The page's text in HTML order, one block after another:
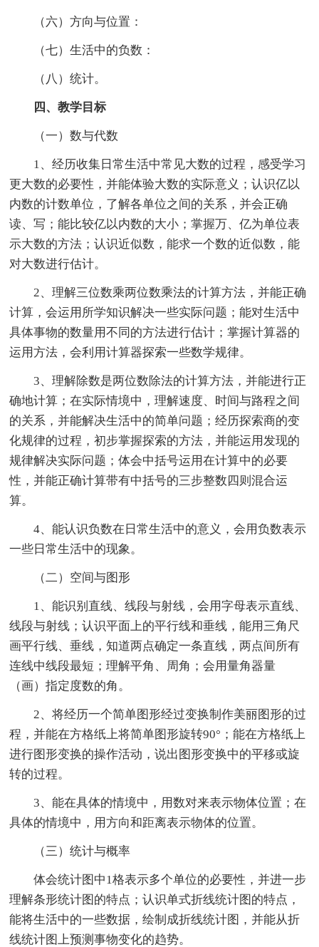
（六）方向与位置：
（七）生活中的负数：
（八）统计。
四、教学目标
（一）数与代数
1、经历收集日常生活中常见大数的过程，感受学习
更大数的必要性，并能体验大数的实际意义；认识亿以
内数的计数单位，了解各单位之间的关系，并会正确
读、写；能比较亿以内数的大小；掌握万、亿为单位表
示大数的方法；认识近似数，能求一个数的近似数，能
对大数进行估计。
2、理解三位数乘两位数乘法的计算方法，并能正确
计算，会运用所学知识解决一些实际问题；能对生活中
具体事物的数量用不同的方法进行估计；掌握计算器的
运用方法，会利用计算器探索一些数学规律。
3、理解除数是两位数除法的计算方法，并能进行正
确地计算；在实际情境中，理解速度、时间与路程之间
的关系，并能解决生活中的简单问题；经历探索商的变
化规律的过程，初步掌握探索的方法，并能运用发现的
规律解决实际问题；体会中括号运用在计算中的必要
性，并能正确计算带有中括号的三步整数四则混合运
算。
4、能认识负数在日常生活中的意义，会用负数表示
一些日常生活中的现象。
（二）空间与图形
1、能识别直线、线段与射线，会用字母表示直线、
线段与射线；认识平面上的平行线和垂线，能用三角尺
画平行线、垂线，知道两点确定一条直线，两点间所有
连线中线段最短；理解平角、周角；会用量角器量
（画）指定度数的角。
2、将经历一个简单图形经过变换制作美丽图形的过
程，并能在方格纸上将简单图形旋转90°；能在方格纸上
进行图形变换的操作活动，说出图形变换中的平移或旋
转的过程。
3、能在具体的情境中，用数对来表示物体位置；在
具体的情境中，用方向和距离表示物体的位置。
（三）统计与概率
体会统计图中1格表示多个单位的必要性，并进一步
理解条形统计图的特点；认识单式折线统计图的特点，
能将生活中的一些数据，绘制成折线统计图，并能从折
线统计图上预测事物变化的趋势。